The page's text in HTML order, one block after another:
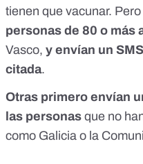
tienen que vacunar. Pero
personas de 80 o más
Vasco, y envían un
citada.
Otras primero envían
las personas que no
como Galicia o la